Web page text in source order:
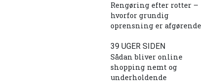
Rengøring efter rotter –
hvorfor grundig
oprensning er afgørende
39 UGER SIDEN
Sådan bliver online
shopping nemt og
underholdende